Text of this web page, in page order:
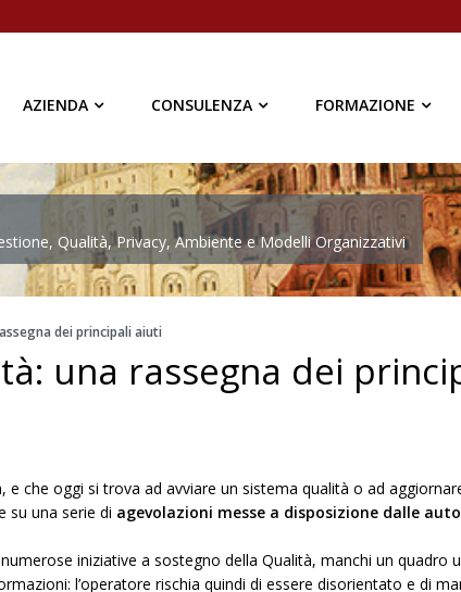
AZIENDA CONSULENZA FORMAZIONE
Qualità, Privacy, Ambiente e Modelli Organizzativi
dei principali aiuti
una rassegna dei
e che oggi si trova ad avviare un sistema qualità o ad
su una serie di agevolazioni messe a disposizione dalle
iniziative a sostegno della Qualità, manchi un quadro
l’operatore rischia quindi di essere disorientato e di